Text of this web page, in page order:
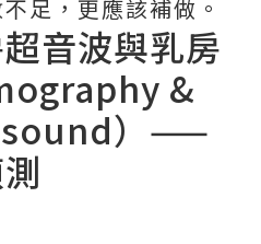
足，更應該補做。
音波與乳房
&
）——